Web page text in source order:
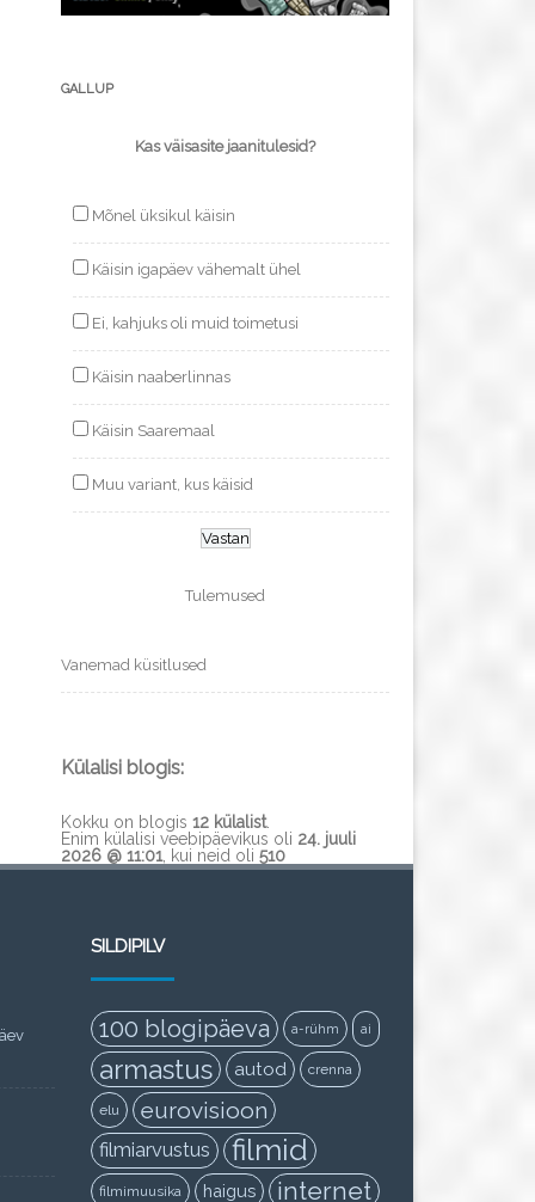
GALLUP
Kas väisasite jaanitulesid?
Mõnel üksikul käisin
Käisin igapäev vähemalt ühel
Ei, kahjuks oli muid toimetusi
Käisin naaberlinnas
Käisin Saaremaal
Muu variant, kus käisid
Tulemused
Vanemad küsitlused
Külalisi blogis:
Kokku on blogis 12 külalist.
Enim külalisi veebipäevikus oli 24. juuli
2026 @ 11:01 , kui neid oli 510
SILDIPILV
100 blogipäeva a-rühm ai
armastus autod crenna
elu eurovisioon
filmiarvustus filmid
filmimuusika haigus internet